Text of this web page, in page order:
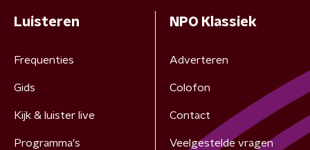
Luisteren
Frequenties
Gids
Kijk & luister live
Programma's
NPO Klassiek
Adverteren
Colofon
Contact
Veelgestelde vragen